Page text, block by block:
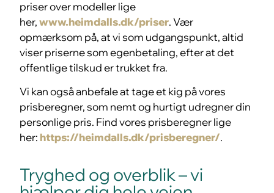
priser over modeller lige
her,www.heimdalls.dk/priser. Vær
opmærksom på, at vi som udgangspunkt, altid
viser priserne som egenbetaling, efter at det
offentlige tilskud er trukket fra.
Vi kan også anbefale at tage et kig på vores
prisberegner, som nemt og hurtigt udregner din
personlige pris. Find vores prisberegner lige
her: https://heimdalls.dk/prisberegner/.
Tryghed og overblik – vi